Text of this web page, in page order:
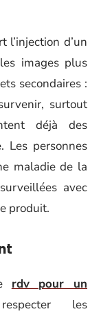
l’injection d’un
images plus
secondaires :
surtout
déjà des
Les personnes
maladie de la
avec
produit.
rdv pour un
les